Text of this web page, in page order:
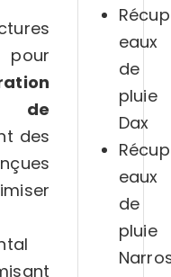
pour
des
eaux
de
pluie
Dax
eaux
de
pluie